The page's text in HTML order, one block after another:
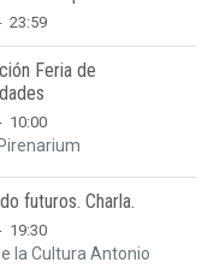
23:59
Feria de
10:00
futuros. Charla.
19:30
la Cultura Antonio